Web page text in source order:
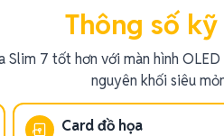
Thông số
Slim 7 tốt hơn với màn hình
nguyên khối siêu
Card đồ họa